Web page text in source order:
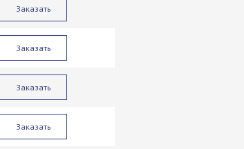
Заказать
Заказать
Заказать
Заказать